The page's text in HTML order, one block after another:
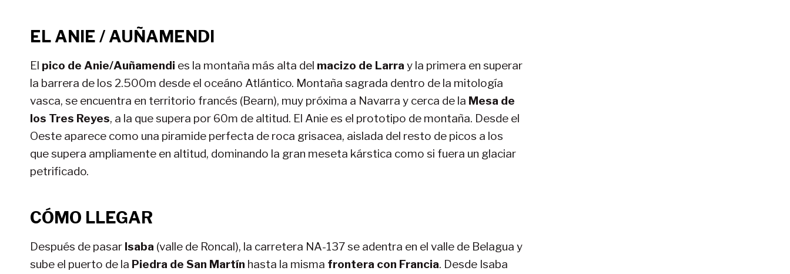
EL ANIE / AUÑAMENDI
El pico de Anie/Auñamendi es la montaña más alta del macizo de Larra y la primera en superar
la barrera de los 2.500m desde el oceáno Atlántico. Montaña sagrada dentro de la mitología
vasca, se encuentra en territorio francés (Bearn), muy próxima a Navarra y cerca de la Mesa de
los Tres Reyes, a la que supera por 60m de altitud. El Anie es el prototipo de montaña. Desde el
Oeste aparece como una piramide perfecta de roca grisacea, aislada del resto de picos a los
que supera ampliamente en altitud, dominando la gran meseta kárstica como si fuera un glaciar
petrificado.
CÓMO LLEGAR
Después de pasar Isaba (valle de Roncal), la carretera NA-137 se adentra en el valle de Belagua y
sube el puerto de la Piedra de San Martín hasta la misma frontera con Francia. Desde Isaba